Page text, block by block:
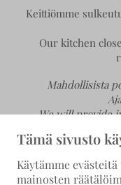
Tämä sivusto
Käytämme
mainosten
Keittiömme
Our kitchen
Mahdollisista
We will provide